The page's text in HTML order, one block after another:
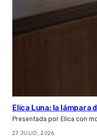
Elica Luna: la lámpara
Presentada por Elica con
27 JULIO, 2026